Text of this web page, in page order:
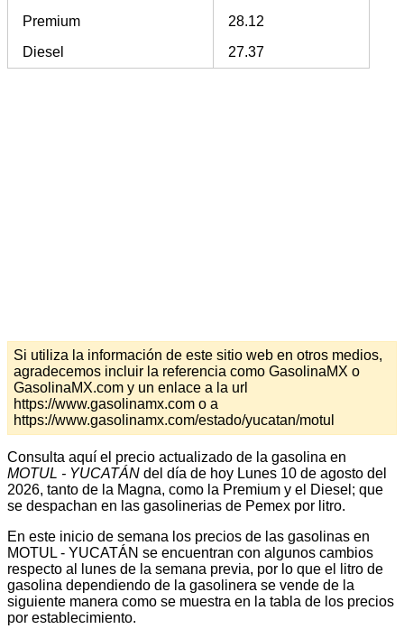
Premium
28.12
Diesel
27.37
Si utiliza la información de este sitio web en otros medios,
agradecemos incluir la referencia como GasolinaMX o
GasolinaMX.com y un enlace a la url
https://www.gasolinamx.com o a
https://www.gasolinamx.com/estado/yucatan/motul
Consulta aquí el precio actualizado de la gasolina en
MOTUL - YUCATÁN del día de hoy Lunes 10 de agosto del
2026, tanto de la Magna, como la Premium y el Diesel; que
se despachan en las gasolinerias de Pemex por litro.
En este inicio de semana los precios de las gasolinas en
MOTUL - YUCATÁN se encuentran con algunos cambios
respecto al lunes de la semana previa, por lo que el litro de
gasolina dependiendo de la gasolinera se vende de la
siguiente manera como se muestra en la tabla de los precios
por establecimiento.